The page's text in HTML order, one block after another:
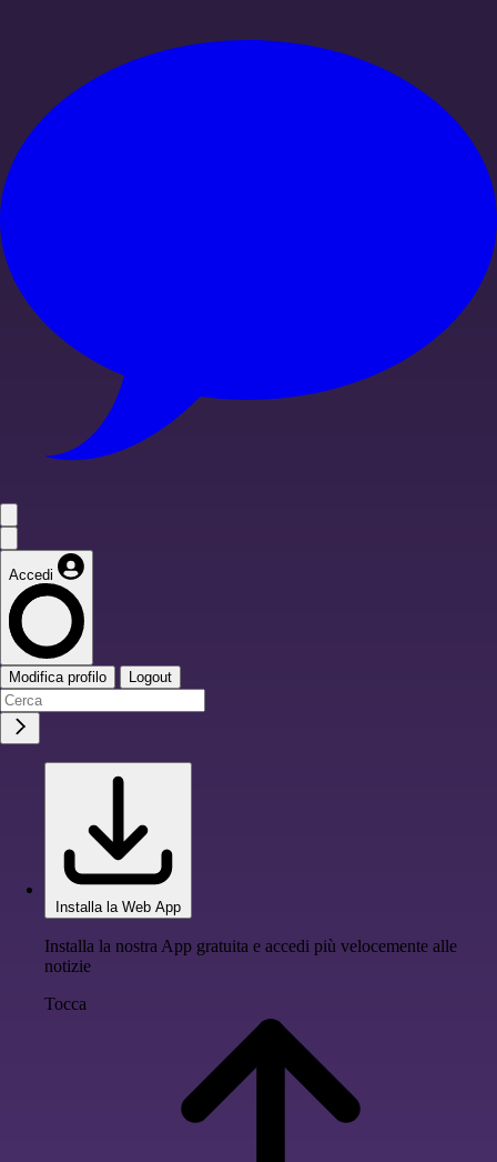
Accedi
Modifica profilo Logout
Installa la Web App
Installa la nostra App gratuita e accedi più velocemente alle
notizie
Tocca